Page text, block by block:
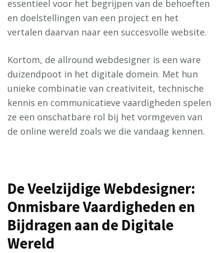
essentieel voor het begrijpen van de behoeften
en doelstellingen van een project en het
vertalen daarvan naar een succesvolle website.
Kortom, de allround webdesigner is een ware
duizendpoot in het digitale domein. Met hun
unieke combinatie van creativiteit, technische
kennis en communicatieve vaardigheden spelen
ze een onschatbare rol bij het vormgeven van
de online wereld zoals we die vandaag kennen.
De Veelzijdige Webdesigner:
Onmisbare Vaardigheden en
Bijdragen aan de Digitale
Wereld